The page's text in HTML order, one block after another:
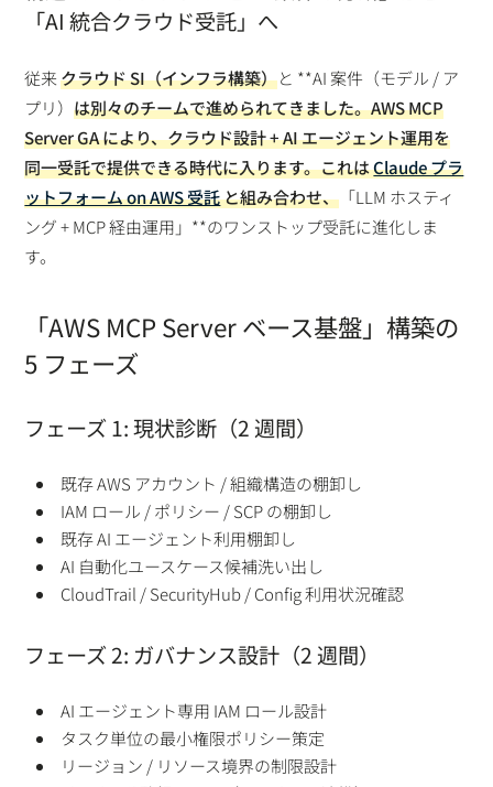
「AI 統合クラウド受託」へ
従来クラウド SI（インフラ構築）と **AI 案件（モデル / ア
プリ）は別々のチームで進められてきました。AWS MCP
Server GA により、クラウド設計 + AI エージェント運用を
同一受託で提供できる時代に入ります。これはClaude プラ
ットフォーム on AWS 受託と組み合わせ、 「LLM ホスティ
ング + MCP 経由運用」**のワンストップ受託に進化しま
す。
「AWS MCP Server ベース基盤」構築の
5 フェーズ
フェーズ 1: 現状診断（2 週間）
既存 AWS アカウント / 組織構造の棚卸し
IAM ロール / ポリシー / SCP の棚卸し
既存 AI エージェント利用棚卸し
AI 自動化ユースケース候補洗い出し
CloudTrail / SecurityHub / Config 利用状況確認
フェーズ 2: ガバナンス設計（2 週間）
AI エージェント専用 IAM ロール設計
タスク単位の最小権限ポリシー策定
リージョン / リソース境界の制限設計